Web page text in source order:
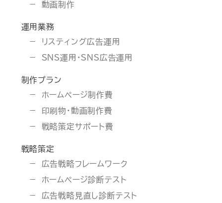
動画制作
運用業務
リスティング広告運用
SNS運用・SNS広告運用
制作プラン
ホームページ制作費
印刷物・動画制作費
戦略策定サポート費
戦略策定
広告戦略フレームワーク
ホームページ診断テスト
広告戦略見直し診断テスト